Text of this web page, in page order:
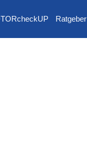
Ratgeber